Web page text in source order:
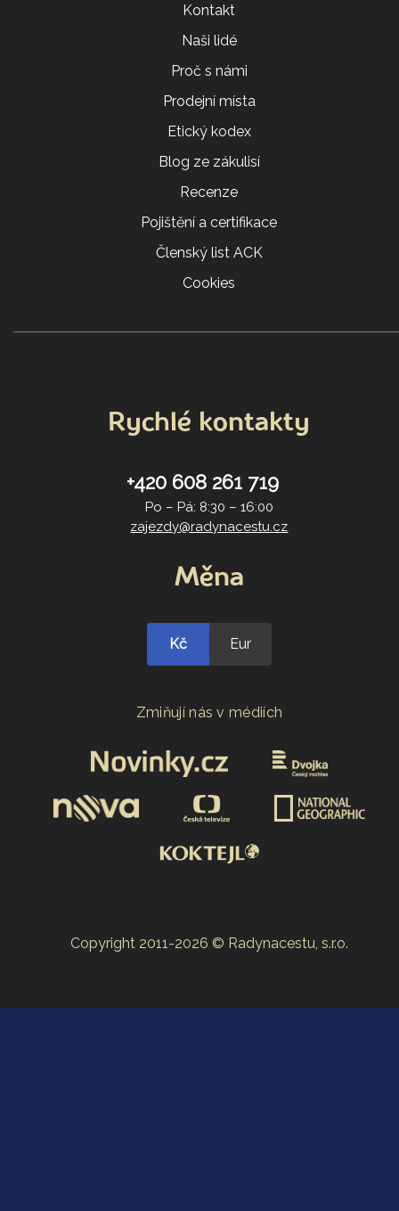
Kontakt
Naši lidé
Proč s námi
Prodejní místa
Etický kodex
Blog ze zákulisí
Recenze
Pojištění a certifikace
Členský list ACK
Cookies
Rychlé kontakty
+420 608 261 719
Po – Pá: 8:30 – 16:00
zajezdy@radynacestu.cz
Měna
Kč Eur
Zmiňují nás v médiích
Copyright 2011-2026 © Radynacestu, s.r.o.